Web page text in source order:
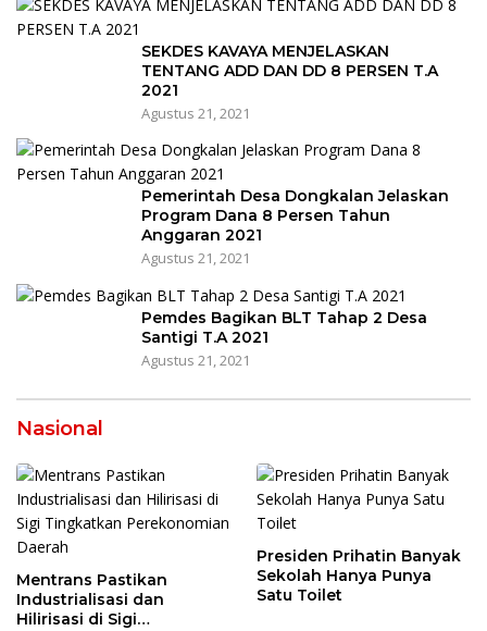
SEKDES KAVAYA MENJELASKAN
TENTANG ADD DAN DD 8 PERSEN T.A
2021
Agustus 21, 2021
Pemerintah Desa Dongkalan Jelaskan
Program Dana 8 Persen Tahun
Anggaran 2021
Agustus 21, 2021
Pemdes Bagikan BLT Tahap 2 Desa
Santigi T.A 2021
Agustus 21, 2021
Nasional
Mentrans Pastikan
Industrialisasi dan
Hilirisasi di Sigi
Presiden Prihatin Banyak
Sekolah Hanya Punya
Satu Toilet